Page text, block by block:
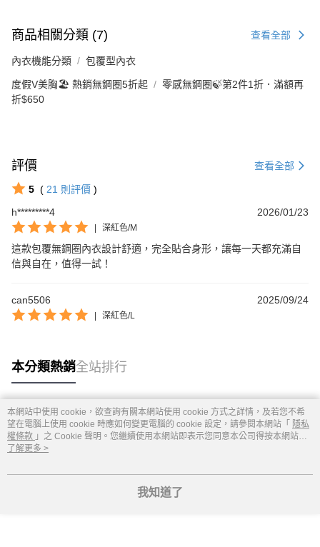
商品相關分類 (7) 查看全部
內衣機能分類 包覆型內衣
度假V美胸🏖️ 熱銷無鋼圈5折起
零感無鋼圈🍃第2件1折．滿額再
折$650
評價 查看全部
5 ( 21 則評價 )
h*********4
2026/01/23
| 深紅色/M
這款包覆無鋼圈內衣設計舒適，完全貼合身形，讓每一天都充滿自
信與自在，值得一試！
can5506 2025/09/24
| 深紅色/L
本分類熱銷全站排行
熱門標籤
本網站中使用 cookie，欲查詢有關本網站使用 cookie 方式之詳情，及若您不希
望在電腦上使用 cookie 時應如何變更電腦的 cookie 設定，請參閱本網站「 隱私
權條款 」之 Cookie 聲明。您繼續使用本網站即表示您同意本公司得按本網站使
用條款之 Cookie 聲明使用 cookie。
了解更多 >
我知道了